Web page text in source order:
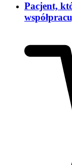
Pacjent,